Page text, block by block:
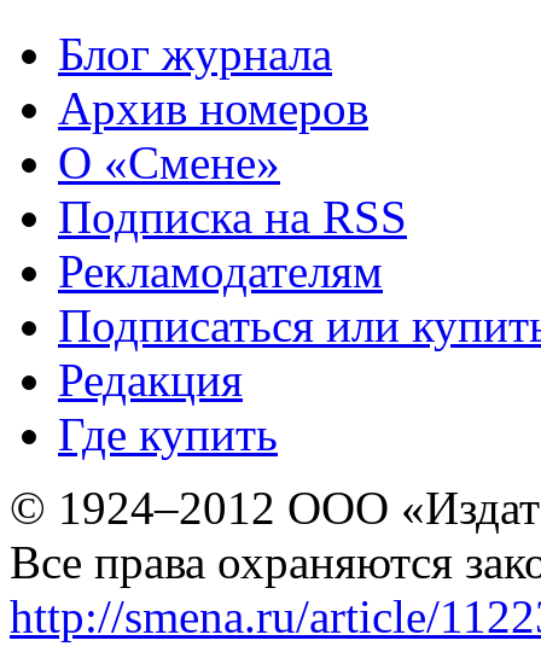
Блог журнала
Архив номеров
О «Смене»
Подписка на RSS
Рекламодателям
Подписаться или
Редакция
Где купить
© 1924–2012 ООО
Все права охраняются
http://smena.ru/article/